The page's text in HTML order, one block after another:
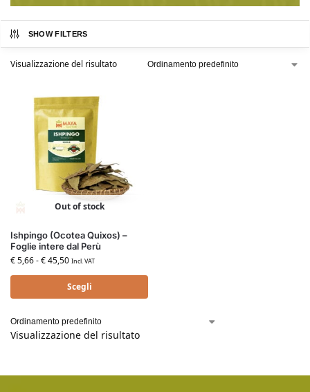
SHOW FILTERS
Visualizzazione del risultato
Out of stock
Ishpingo (Ocotea Quixos) –
Foglie intere dal Perù
€5,66-€45,50 Incl. VAT
Scegli
Visualizzazione del risultato